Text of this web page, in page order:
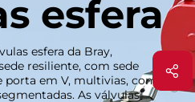
esfera
esfera da Bray,
resiliente, com sede
em V, multivias, com
As válvulas